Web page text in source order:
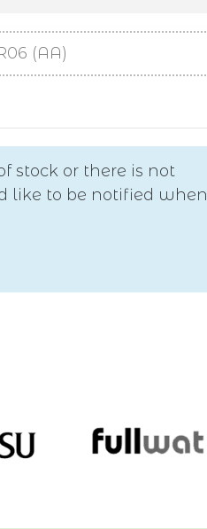
(AA)
stock or there is not
like to be notified when